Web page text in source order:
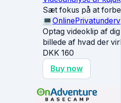
Sæt fokus på at
💻Online
Optag videoklip af
billede af hvad der
DKK 160
Buy now